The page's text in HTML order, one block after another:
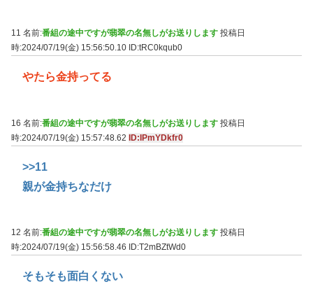
11 名前:番組の途中ですが翡翠の名無しがお送りします 投稿日
時:2024/07/19(金) 15:56:50.10 ID:tRC0kqub0
やたら金持ってる
16 名前:番組の途中ですが翡翠の名無しがお送りします 投稿日
時:2024/07/19(金) 15:57:48.62 ID:IPmYDkfr0
>>11
親が金持ちなだけ
12 名前:番組の途中ですが翡翠の名無しがお送りします 投稿日
時:2024/07/19(金) 15:56:58.46
ID:T2mBZtWd0
そもそも面白くない